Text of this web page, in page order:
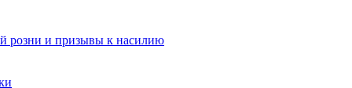
розни и призывы к насилию